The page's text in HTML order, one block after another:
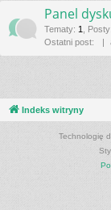
Panel
Tematy: 1 Posty
Ostatni post:
Indeks witryny
Technologię